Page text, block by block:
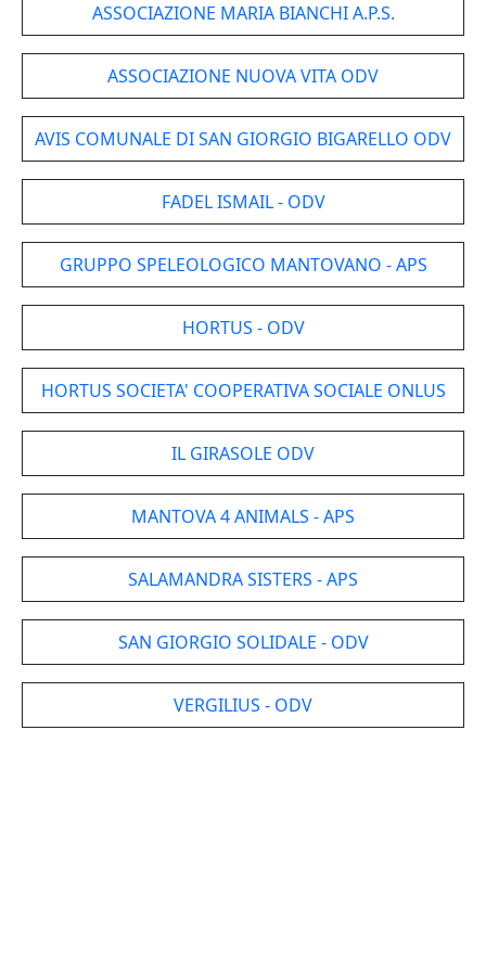
ASSOCIAZIONE MARIA BIANCHI A.P.S.
ASSOCIAZIONE NUOVA VITA ODV
AVIS COMUNALE DI SAN GIORGIO BIGARELLO ODV
FADEL ISMAIL - ODV
GRUPPO SPELEOLOGICO MANTOVANO - APS
HORTUS - ODV
HORTUS SOCIETA' COOPERATIVA SOCIALE ONLUS
IL GIRASOLE ODV
MANTOVA 4 ANIMALS - APS
SALAMANDRA SISTERS - APS
SAN GIORGIO SOLIDALE - ODV
VERGILIUS - ODV